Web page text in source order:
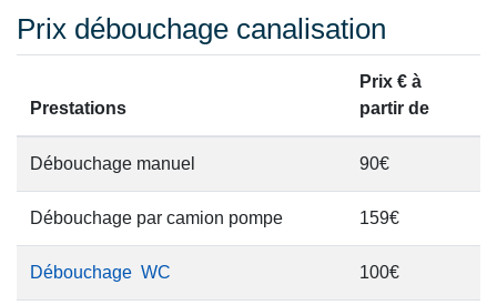
Prix débouchage canalisation
Prestations
Prix € à
partir de
Débouchage manuel 90€
Débouchage par camion pompe 159€
Débouchage WC 100€